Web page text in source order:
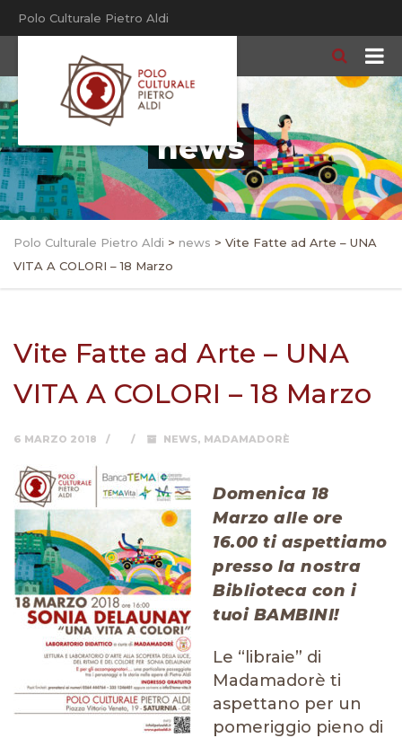
Polo Culturale Pietro Aldi
news
Polo Culturale Pietro Aldi > news > Vite Fatte ad Arte – UNA
VITA A COLORI – 18 Marzo
Vite Fatte ad Arte – UNA
VITA A COLORI – 18 Marzo
6 MARZO 2018 NEWS, MADAMADORÈ
Domenica 18
Marzo alle ore
16.00 ti aspettiamo
presso la nostra
Biblioteca con i
tuoi BAMBINI!
Le “libraie” di
Madamadorè ti
aspettano per un
pomeriggio pieno di